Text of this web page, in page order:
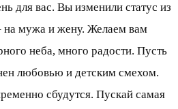
для вас. Вы изменили статус из
на мужа и жену. Желаем вам
неба, много радости. Пусть
любовью и детским смехом.
сбудутся. Пускай самая